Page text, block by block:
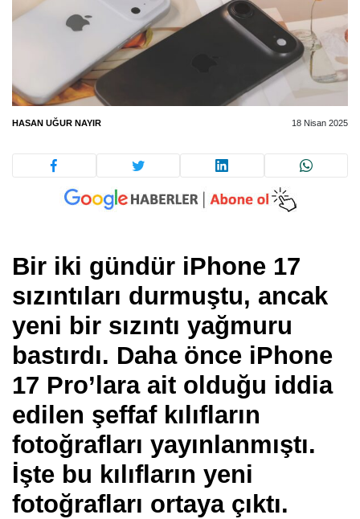
HASAN UĞUR NAYIR 18 Nisan 2025
Bir iki gündür iPhone 17
sızıntıları durmuştu, ancak
yeni bir sızıntı yağmuru
bastırdı. Daha önce iPhone
17 Pro’lara ait olduğu iddia
edilen şeffaf kılıfların
fotoğrafları yayınlanmıştı.
İşte bu kılıfların yeni
fotoğrafları ortaya çıktı.